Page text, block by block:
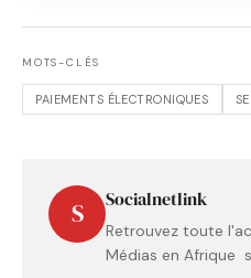
MOTS-CLÉS
PAIEMENTS ÉLECTRONIQUES
S Socialnetlink
Retrouvez toute
Médias en Afrique